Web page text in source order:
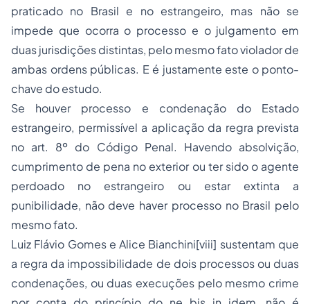
praticado no Brasil e no estrangeiro, mas não se
impede que ocorra o processo e o julgamento em
duas jurisdições distintas, pelo mesmo fato violador de
ambas ordens públicas. E é justamente este o ponto-
chave do estudo.
Se houver processo e condenação do Estado
estrangeiro, permissível a aplicação da regra prevista
no art. 8º do Código Penal. Havendo absolvição,
cumprimento de pena no exterior ou ter sido o agente
perdoado no estrangeiro ou estar extinta a
punibilidade, não deve haver processo no Brasil pelo
mesmo fato.
Luiz Flávio Gomes e Alice Bianchini[viii] sustentam que
a regra da impossibilidade de dois processos ou duas
condenações, ou duas execuções pelo mesmo crime